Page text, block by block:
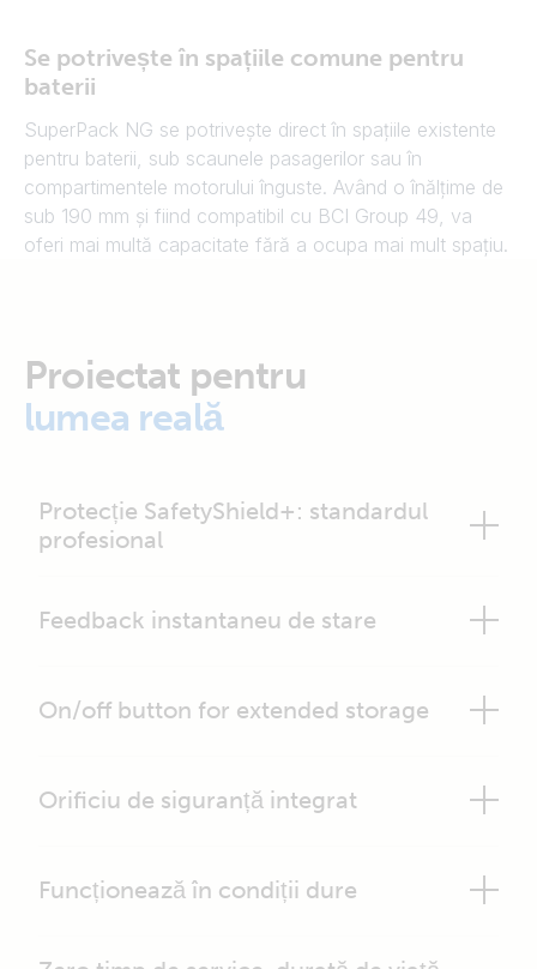
Se potrivește în spațiile comune pentru
baterii
SuperPack NG se potrivește direct în spațiile existente
pentru baterii, sub scaunele pasagerilor sau în
compartimentele motorului înguste. Având o înălțime de
sub 190 mm și fiind compatibil cu BCI Group 49, va
oferi mai multă capacitate fără a ocupa mai mult spațiu.
Proiectat pentru
lumea reală
Protecție SafetyShield+: standardul
profesional
Feedback instantaneu de stare
On/off button for extended storage
Orificiu de siguranță integrat
Funcționează în condiții dure